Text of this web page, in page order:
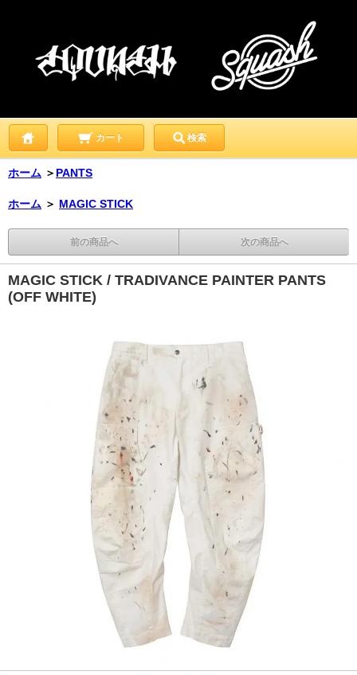
カート 検索
ホーム ＞ PANTS
ホーム ＞ MAGIC STICK
前の商品へ 次の商品へ
MAGIC STICK / TRADIVANCE PAINTER PANTS
(OFF WHITE)